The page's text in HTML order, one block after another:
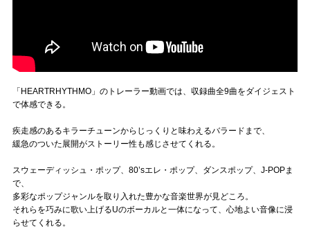
「HEARTRHYTHMO」のトレーラー動画では、収録曲全9曲をダイジェスト
で体感できる。
疾走感のあるキラーチューンからじっくりと味わえるバラードまで、
緩急のついた展開がストーリー性も感じさせてくれる。
スウェーディッシュ・ポップ、80’sエレ・ポップ、ダンスポップ、J-POPま
で、
多彩なポップジャンルを取り入れた豊かな音楽世界が見どころ。
それらを巧みに歌い上げるUのボーカルと一体になって、心地よい音像に浸
らせてくれる。